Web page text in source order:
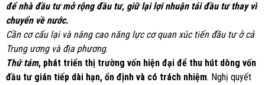
để nhà đầu tư mở rộng đầu tư, giữ lại lợi nhuận tái đầu tư thay vì
chuyển về nước.
Cần cơ cấu lại và nâng cao năng lực cơ quan xúc tiến đầu tư ở cả
Trung ương và địa phương.
Thứ tám, phát triển thị trường vốn hiện đại để thu hút dòng vốn
đầu tư gián tiếp dài hạn, ổn định và có trách nhiệm. Nghị quyết